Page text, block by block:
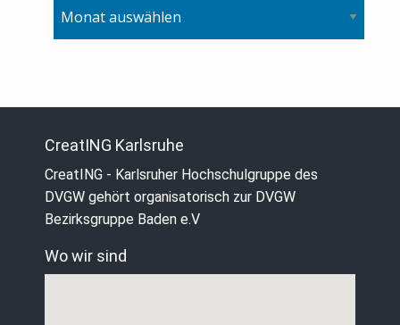
CreatING Karlsruhe
CreatING - Karlsruher Hochschulgruppe des
DVGW gehört organisatorisch zur DVGW
Bezirksgruppe Baden e.V
Wo wir sind